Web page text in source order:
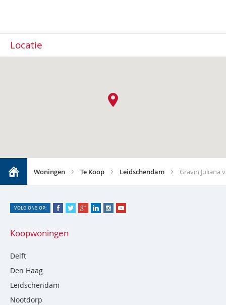
Locatie
Woningen Te Koop Leidschendam Gravin Juliana
VOLG ONS OP:
Koopwoningen
Delft
Den Haag
Leidschendam
Nootdorp